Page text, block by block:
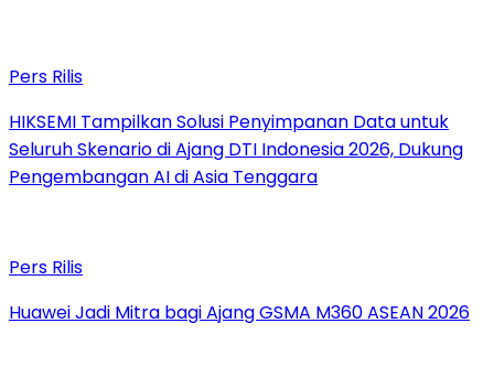
Pers Rilis
HIKSEMI Tampilkan Solusi Penyimpanan Data untuk
Seluruh Skenario di Ajang DTI Indonesia 2026, Dukung
Pengembangan AI di Asia Tenggara
Pers Rilis
Huawei Jadi Mitra bagi Ajang GSMA M360 ASEAN 2026